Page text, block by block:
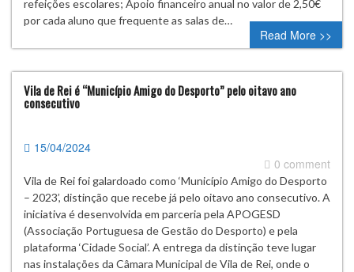
refeições escolares; Apoio financeiro anual no valor de 2,50€
por cada aluno que frequente as salas de…
Read More >>
Vila de Rei é “Município Amigo do Desporto” pelo oitavo ano
consecutivo
15/04/2024
0 comment
Vila de Rei foi galardoado como ‘Município Amigo do Desporto
– 2023’, distinção que recebe já pelo oitavo ano consecutivo. A
iniciativa é desenvolvida em parceria pela APOGESD
(Associação Portuguesa de Gestão do Desporto) e pela
plataforma ‘Cidade Social’. A entrega da distinção teve lugar
nas instalações da Câmara Municipal de Vila de Rei, onde o